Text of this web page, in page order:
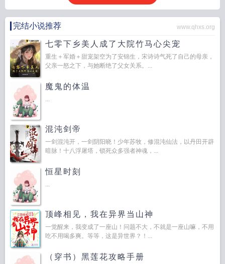
完结小说推荐 www.qhxs.org
七零下乡美人成了大院竹马心尖宠
重生＋军婚＋甜宠架空为了安锦生，宋诗诗气死了自己的母亲，
父亲一怒之下，与她断绝了父女关系。...
魔鬼的体温
...
混沌剑帝
一剑混沌开，一剑阴阳晓！少年苏牧，修混沌仙法，以丹田开辟
暗脉！十八浮屠塔，锁死众多强者神魂，...
恒星时刻
...
顶峰相见，我在异界当山神
一觉醒来，我变成了一座山！问题不大，不就是一座山嘛，不用
吃不用喝多爽。等等，这是异世界？！...
（穿书）黑莲花攻略手册